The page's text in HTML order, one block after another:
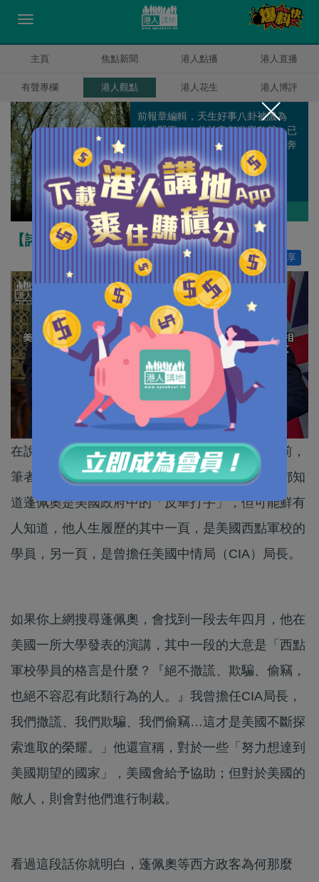
主頁 焦點新聞 港人點播 港人直播
有聲專欄 港人觀點 港人花生 港人博評
盧展常
前報章編輯，天生好事八卦被譏為
「八賢王」，曾於帝都遊學數載，已
過而立之年仍一事無成，每日為口奔
馳但仍渴望能走到天涯海角。
作者其他博評
【諸行無常】英美政客 放下你的虛偽！
分享
286
在說外國政客接連「聲援」壹傳媒老闆黎智英之前，
筆者想和大家聊聊美國國務卿蓬佩奧其人。大家都知
道蓬佩奧是美國政府中的「反華打手」，但可能鮮有
人知道，他人生履歷的其中一頁，是美國西點軍校的
學員，另一頁，是曾擔任美國中情局（CIA）局長。
如果你上網搜尋蓬佩奧，會找到一段去年四月，他在
美國一所大學發表的演講，其中一段的大意是「西點
軍校學員的格言是什麼？『絕不撒謊、欺騙、偷竊，
也絕不容忍有此類行為的人。』我曾擔任CIA局長，
我們撒謊、我們欺騙、我們偷竊…這才是美國不斷探
索進取的榮耀。」他還宣稱，對於一些「努力想達到
美國期望的國家」，美國會給予協助；但對於美國的
敵人，則會對他們進行制裁。
看過這段話你就明白，蓬佩奧等西方政客為何那麼